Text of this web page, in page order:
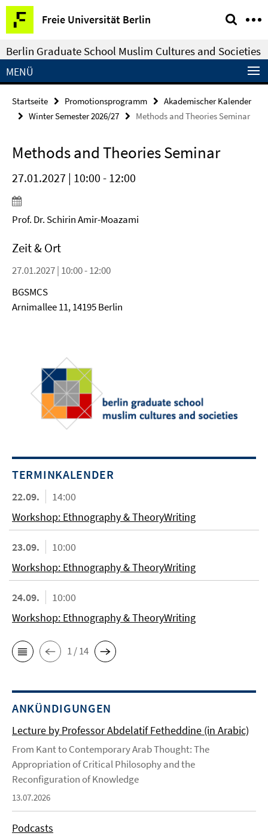
Springe
direkt
zu
Inhalt
Freie Universität Berlin
Service-
Navigation
Berlin Graduate School Muslim Cultures and Societies
MENÜ
Startseite Promotionsprogramm
Akademischer Kalender
Winter Semester 2026/27
Methods and Theories Seminar
Methods and Theories Seminar
27.01.2027 | 10:00 - 12:00
Prof. Dr. Schirin Amir-Moazami
Zeit & Ort
27.01.2027 | 10:00 - 12:00
BGSMCS
Arnimallee 11, 14195 Berlin
TERMINKALENDER
22.09.
14:00
Workshop: Ethnography & TheoryWriting
23.09.
10:00
Workshop: Ethnography & TheoryWriting
24.09.
10:00
Workshop: Ethnography & TheoryWriting
1 / 14
ANKÜNDIGUNGEN
Lecture by Professor Abdelatif Fetheddine (in Arabic)
From Kant to Contemporary Arab Thought: The
Appropriation of Critical Philosophy and the
Reconfiguration of Knowledge
13.07.2026
Podcasts